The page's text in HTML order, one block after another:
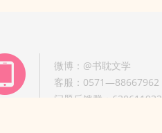
微博：@书耽文学
客服：0571—88667962
问题反馈群：630611933